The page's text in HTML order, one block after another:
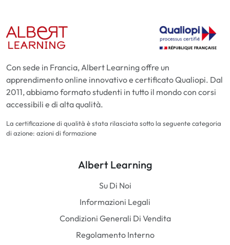
Con sede in Francia, Albert Learning offre un
apprendimento online innovativo e certificato Qualiopi. Dal
2011, abbiamo formato studenti in tutto il mondo con corsi
accessibili e di alta qualità.
La certificazione di qualità è stata rilasciata sotto la seguente categoria
di azione: azioni di formazione
Albert Learning
Su Di Noi
Informazioni Legali
Condizioni Generali Di Vendita
Regolamento Interno